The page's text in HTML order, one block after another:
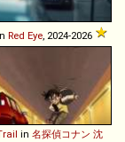
Red Eye , 2024-2026
in 名探偵コナン 沈